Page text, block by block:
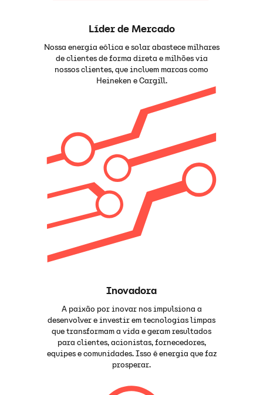
Líder de Mercado
Nossa energia eólica e solar abastece milhares
de clientes de forma direta e milhões via
nossos clientes, que incluem marcas como
Heineken e Cargill.
Inovadora
A paixão por inovar nos impulsiona a
desenvolver e investir em tecnologias limpas
que transformam a vida e geram resultados
para clientes, acionistas, fornecedores,
equipes e comunidades. Isso é energia que faz
prosperar.